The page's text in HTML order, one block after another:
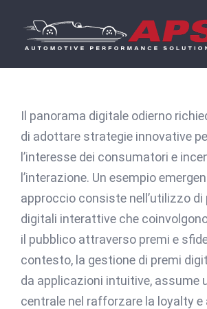
content
Il panorama digitale odierno
di adottare strategie innovative
l’interesse dei consumatori e
l’interazione. Un esempio
approccio consiste nell’utilizzo
digitali interattive che
il pubblico attraverso premi e
contesto, la gestione di premi
da applicazioni intuitive, assume
centrale nel rafforzare la loyalty e